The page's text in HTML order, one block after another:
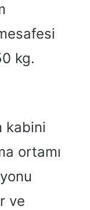
kg.
kabini
ortamı
ve